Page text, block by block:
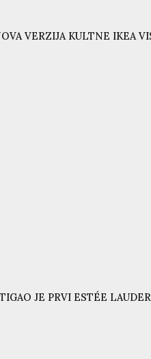
VERZIJA KULTNE IKEA
JE PRVI ESTÉE